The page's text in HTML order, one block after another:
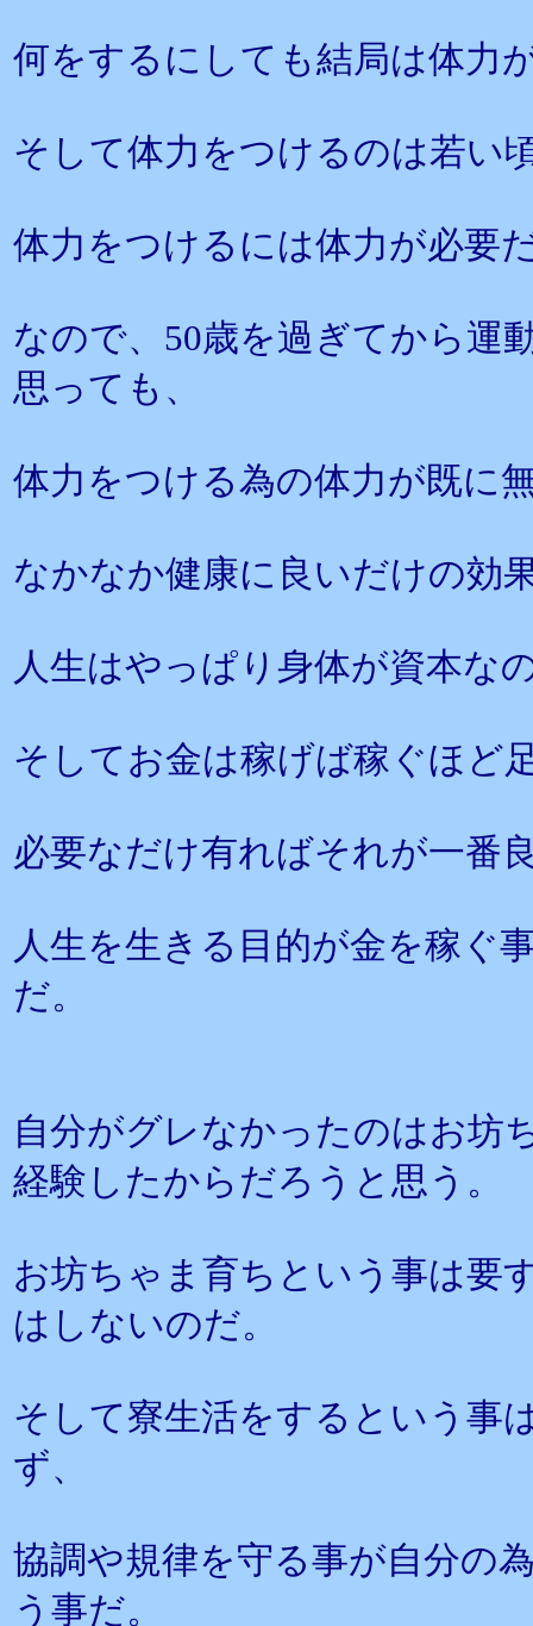
何をするにしても結局は体力
そして体力をつけるのは若い
体力をつけるには体力が必要
なので、50歳を過ぎてから運
思っても、
体力をつける為の体力が既に
なかなか健康に良いだけの効
人生はやっぱり身体が資本な
そしてお金は稼げば稼ぐほど
必要なだけ有ればそれが一番
人生を生きる目的が金を稼ぐ
だ。
自分がグレなかったのはお坊
経験したからだろうと思う。
お坊ちゃま育ちという事は要
はしないのだ。
そして寮生活をするという事
ず、
協調や規律を守る事が自分の
う事だ。